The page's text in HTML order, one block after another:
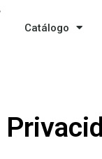
Catálogo